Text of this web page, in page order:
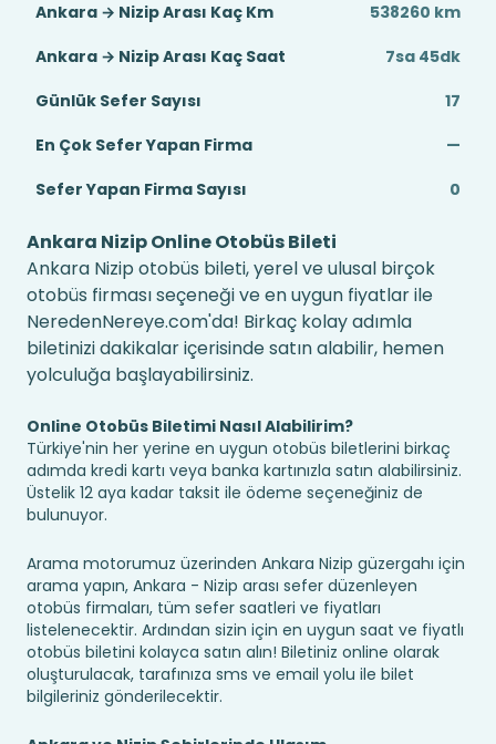
Ankara → Nizip Arası Kaç Km
538260 km
Ankara → Nizip Arası Kaç Saat
7sa 45dk
Günlük Sefer Sayısı
17
En Çok Sefer Yapan Firma
—
Sefer Yapan Firma Sayısı
0
Ankara Nizip Online Otobüs Bileti
Ankara Nizip otobüs bileti, yerel ve ulusal birçok
otobüs firması seçeneği ve en uygun fiyatlar ile
NeredenNereye.com'da! Birkaç kolay adımla
biletinizi dakikalar içerisinde satın alabilir, hemen
yolculuğa başlayabilirsiniz.
Online Otobüs Biletimi Nasıl Alabilirim?
Türkiye'nin her yerine en uygun otobüs biletlerini birkaç
adımda kredi kartı veya banka kartınızla satın alabilirsiniz.
Üstelik 12 aya kadar taksit ile ödeme seçeneğiniz de
bulunuyor.
Arama motorumuz üzerinden Ankara Nizip güzergahı için
arama yapın, Ankara - Nizip arası sefer düzenleyen
otobüs firmaları, tüm sefer saatleri ve fiyatları
listelenecektir. Ardından sizin için en uygun saat ve fiyatlı
otobüs biletini kolayca satın alın! Biletiniz online olarak
oluşturulacak, tarafınıza sms ve email yolu ile bilet
bilgileriniz gönderilecektir.